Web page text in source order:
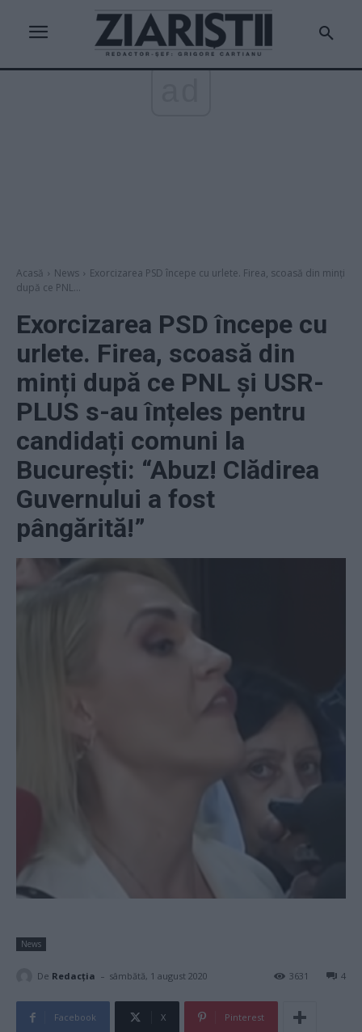
Acasă News
Exorcizarea PSD începe cu urlete. Firea, scoasă din minți
după ce PNL...
Exorcizarea PSD începe cu
urlete. Firea, scoasă din
minți după ce PNL și USR-
PLUS s-au înțeles pentru
candidați comuni la
București: “Abuz! Clădirea
Guvernului a fost
pângărită!”
News
De Redacţia - sâmbătă, 1 august 2020 4
3631
Facebook X Pinterest